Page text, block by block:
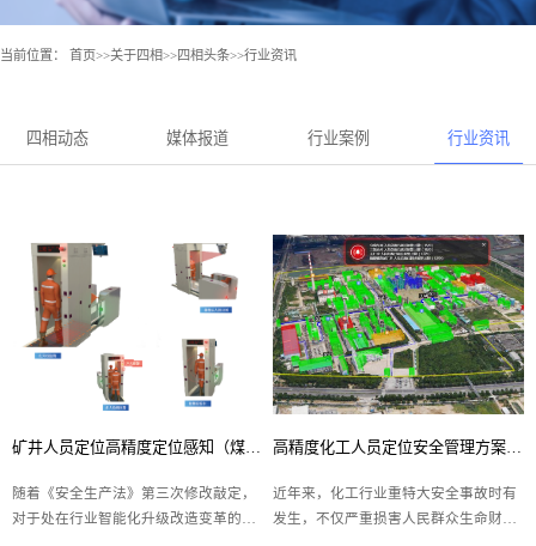
当前位置： 首页>>关于四相>>四相头条>>行业资讯
四相动态 媒体报道 行业案例 行业资讯
矿井人员定位高精度定位感知（煤矿人员定位唯一性安全检测）
​随着《安全生产法》第三次修改敲定，
对于处在行业智能化升级改造变革的煤
高精度化工人员定位安全管理方案（化工人员定位系统功能）
近年来，化工行业重特大安全事故时有
发生，不仅严重损害人民群众生命财产